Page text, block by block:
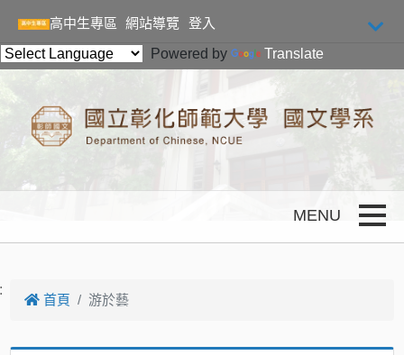
高中生專區
網站導覽
登入
Powered by
Translate
首頁 游於藝